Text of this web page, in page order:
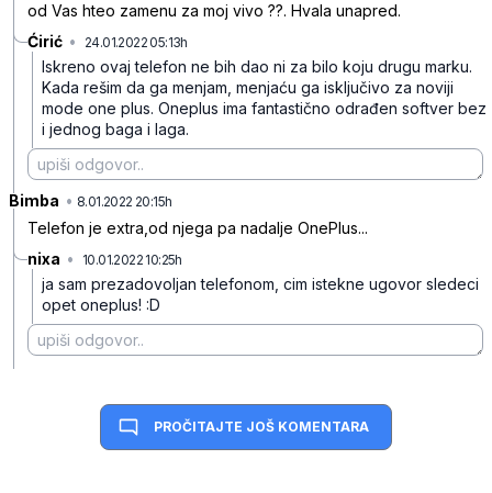
od Vas hteo zamenu za moj vivo ??. Hvala unapred.
Ćirić • 24.01.2022 05:13h
Iskreno ovaj telefon ne bih dao ni za bilo koju drugu marku.
Kada rešim da ga menjam, menjaću ga isključivo za noviji
mode one plus. Oneplus ima fantastično odrađen softver bez
i jednog baga i laga.
Bimba • 8.01.2022 20:15h
Telefon je extra,od njega pa nadalje OnePlus...
nixa • 10.01.2022 10:25h
ja sam prezadovoljan telefonom, cim istekne ugovor sledeci
opet oneplus! :D
PROČITAJTE JOŠ KOMENTARA